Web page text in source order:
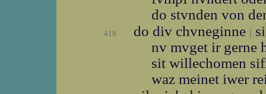
do stvnden von
419 do div chvneginne |
nv mvget ir gerne
sit willechomen
waz meinet iwer